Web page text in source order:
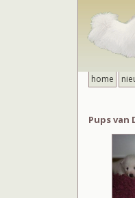
home
Pups van